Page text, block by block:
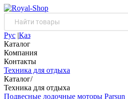
Рус |Қаз
Каталог
Компания
Контакты
Техника для отдыха
Каталог/
Техника для отдыха
Подвесные лодочные моторы Parsun